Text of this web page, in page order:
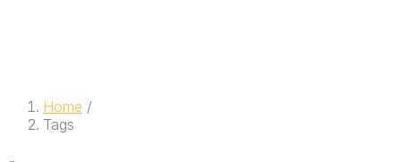
Home /
Tags